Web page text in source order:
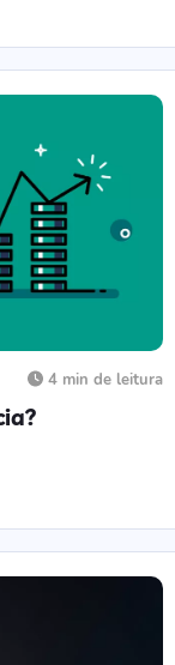
4 min de leitura